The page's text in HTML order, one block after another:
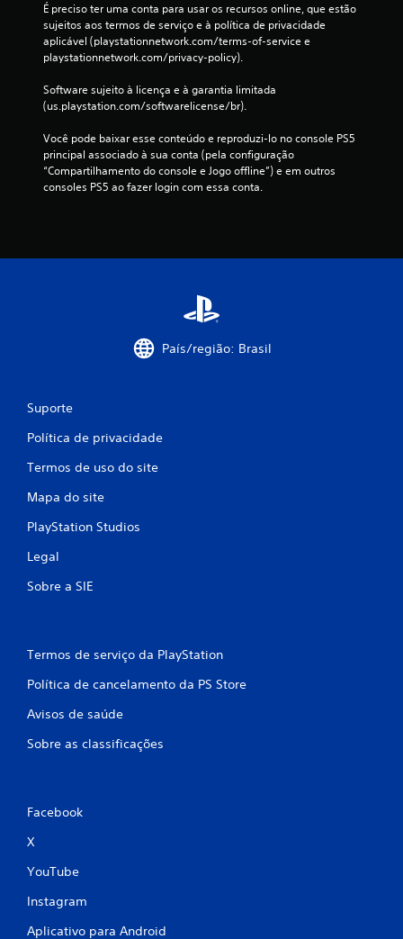
É preciso ter uma conta para usar os recursos online, que estão
sujeitos aos termos de serviço e à política de privacidade
aplicável (playstationnetwork.com/terms-of-service e
playstationnetwork.com/privacy-policy).
Software sujeito à licença e à garantia limitada
(us.playstation.com/softwarelicense/br).
Você pode baixar esse conteúdo e reproduzi-lo no console PS5
principal associado à sua conta (pela configuração
“Compartilhamento do console e Jogo offline”) e em outros
consoles PS5 ao fazer login com essa conta.
País/região: Brasil
Suporte
Política de privacidade
Termos de uso do site
Mapa do site
PlayStation Studios
Legal
Sobre a SIE
Termos de serviço da PlayStation
Política de cancelamento da PS Store
Avisos de saúde
Sobre as classificações
Facebook
X
YouTube
Instagram
Aplicativo para Android